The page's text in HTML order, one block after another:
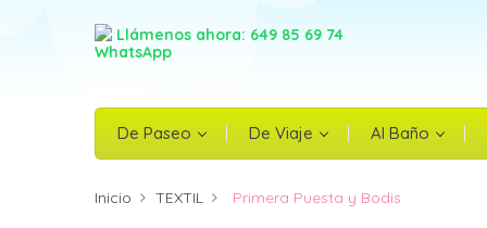
Llámenos ahora: 649 85 69 74
De Paseo De Viaje Al Baño
Inicio TEXTIL Primera Puesta y Bodis